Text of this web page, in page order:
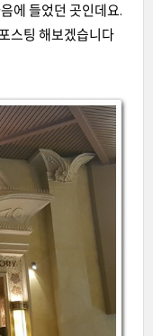
에 들었던 곳인데요.
스팅 해보겠습니다